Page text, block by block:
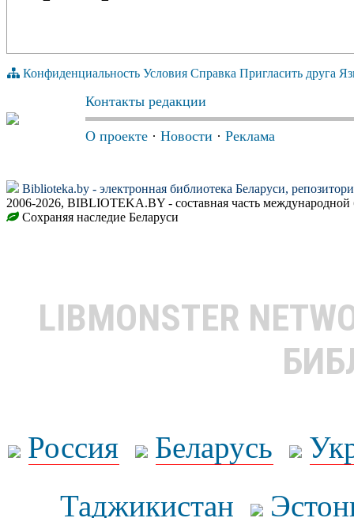
Конфиденциальность Условия Справка Пригласить друга
Контакты редакции
О проекте · Новости · Реклама
Biblioteka.by - электронная библиотека Беларуси,
2006-2026, BIBLIOTEKA.BY - составная часть
Сохраняя наследие Беларуси
LIBMONSTER
Россия Беларусь
Таджикистан